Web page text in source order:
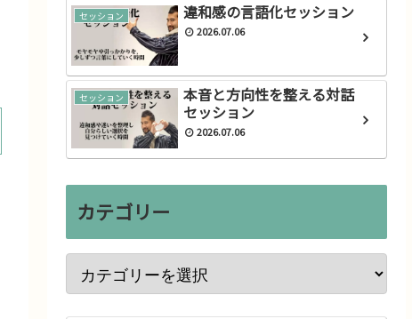
セッション 違和感の言語化セッション
2026.07.06
セッション
本音と方向性を整える対話
セッション
2026.07.06
カテゴリー